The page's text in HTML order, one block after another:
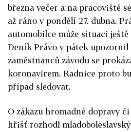
března večer a na pracoviště
až ráno v pondělí 27. dubna.
automobilce může situaci
Deník Právo v pátek upozornil
zaměstnanců závodu se
koronavirem. Radnice proto
případ sledovat.
O zákazu hromadné dopravy
hřišť rozhodl